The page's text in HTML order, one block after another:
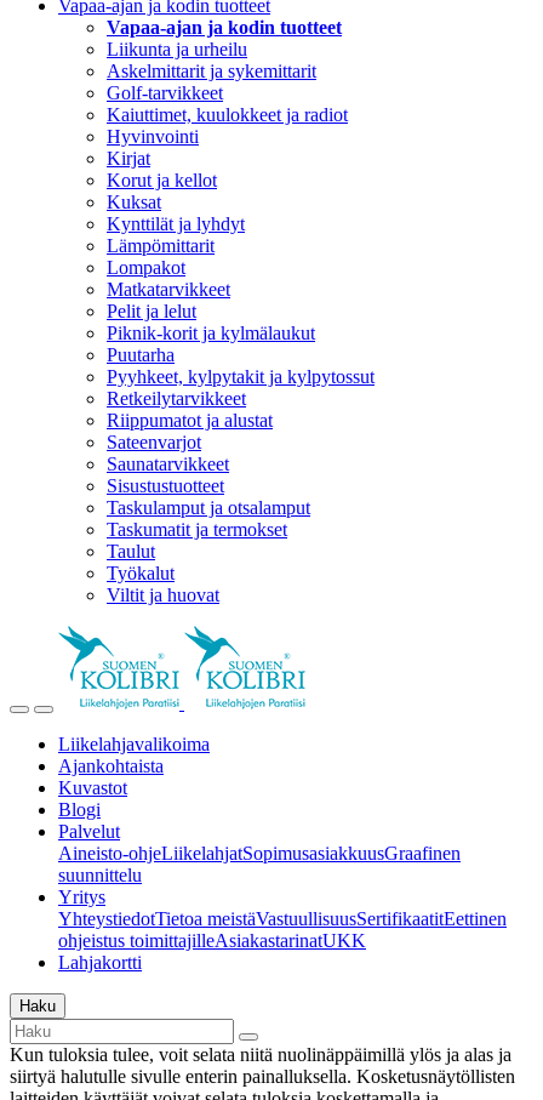
Vapaa-ajan ja kodin tuotteet
Vapaa-ajan ja kodin tuotteet
Liikunta ja urheilu
Askelmittarit ja sykemittarit
Golf-tarvikkeet
Kaiuttimet, kuulokkeet ja radiot
Hyvinvointi
Kirjat
Korut ja kellot
Kuksat
Kynttilät ja lyhdyt
Lämpömittarit
Lompakot
Matkatarvikkeet
Pelit ja lelut
Piknik-korit ja kylmälaukut
Puutarha
Pyyhkeet, kylpytakit ja kylpytossut
Retkeilytarvikkeet
Riippumatot ja alustat
Sateenvarjot
Saunatarvikkeet
Sisustustuotteet
Taskulamput ja otsalamput
Taskumatit ja termokset
Taulut
Työkalut
Viltit ja huovat
Liikelahjavalikoima
Ajankohtaista
Kuvastot
Blogi
Palvelut
Aineisto-ohjeLiikelahjatSopimusasiakkuusGraafinen
suunnittelu
Yritys
YhteystiedotTietoa meistäVastuullisuusSertifikaatitEettinen
ohjeistus toimittajilleAsiakastarinatUKK
Lahjakortti
Haku
Kun tuloksia tulee, voit selata niitä nuolinäppäimillä ylös ja alas ja
siirtyä halutulle sivulle enterin painalluksella. Kosketusnäytöllisten